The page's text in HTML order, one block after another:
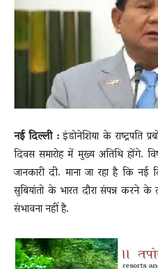
News
LIVE
नई दिल्ली :इंडोनेशिया के राष्ट्रपति
दिवस समारोह में मुख्य अतिथि होंगे.
जानकारी दी. माना जा रहा है कि नई
सुबियांतो के भारत दौरा संपन्न करने के
संभावना नहीं है.